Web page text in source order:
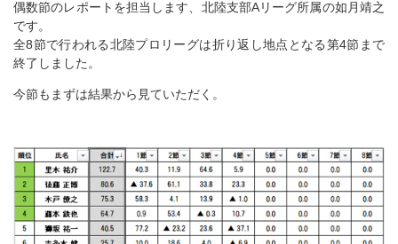
偶数節のレポートを担当します、北陸支部Aリーグ所属の如月靖之
です。
全8節で行われる北陸プロリーグは折り返し地点となる第4節まで
終了しました。
今節もまずは結果から見ていただく。